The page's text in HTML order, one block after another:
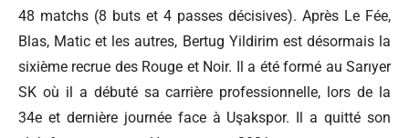
48 matchs (8 buts et 4 passes décisives). Après Le Fée,
Blas, Matic et les autres, Bertug Yildirim est désormais la
sixième recrue des Rouge et Noir. Il a été formé au Sarıyer
SK où il a débuté sa carrière professionnelle, lors de la
34e et dernière journée face à Uşakspor. Il a quitté son